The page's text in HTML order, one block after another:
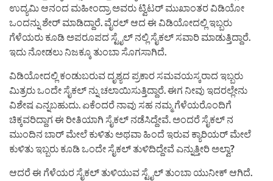
ಉದ್ಯಮಿ ಆನಂದ ಮಹೀಂದ್ರಾ ಅವರು ಟ್ವಿಟರ್ ಮುಖಾಂತರ ವಿಡಿಯೋ
ಒಂದನ್ನು ಶೇರ್ ಮಾಡಿದ್ದಾರೆ. ವೈರಲ್ ಆದ ಈ ವಿಡಿಯೋದಲ್ಲಿ ಇಬ್ಬರು
ಗೆಳೆಯರು ಕೂಡಿ ಅಪರೂಪದ ಸ್ಟೈಲ್ ನಲ್ಲಿ ಸೈಕಲ್ ಸವಾರಿ ಮಾಡುತ್ತಿದ್ದಾರೆ.
ಇದು ನೋಡಲು ನಿಜಕ್ಕೂ ತುಂಬಾ ಸೊಗಸಾಗಿದೆ.
ವಿಡಿಯೋದಲ್ಲಿ ಕಂಡುಬರುವ ದೃಶ್ಯದ ಪ್ರಕಾರ ಸಮವಯಸ್ಕರಾದ ಇಬ್ಬರು
ಮಿತ್ರರು ಒಂದೇ ಸೈಕಲ್ ನ್ನು ಚಲಾಯಿಸುತ್ತಿದ್ದಾರೆ. ಈಗ ನೀವು ಇದರಲ್ಲೇನು
ವಿಶೇಷ ಎನ್ನಬಹುದು. ಏಕೆಂದರೆ ನಾವು ಸಹ ನಮ್ಮ ಗೆಳೆಯರೊಂದಿಗೆ
ಚಿಕ್ಕವರಿದ್ದಾಗ ಈ ರೀತಿಯಾಗಿ ಸೈಕಲ್ ನಡೆಸಿದ್ದೇವೆ. ಅಂದರೆ ಸೈಕಲ್ ನ
ಮುಂದಿನ ಬಾರ್ ಮೇಲೆ ಕುಳಿತು ಅಥವಾ ಹಿಂದೆ ಇರುವ ಕ್ಯಾರಿಯರ್ ಮೇಲೆ
ಕುಳಿತು ಇಬ್ಬರು ಕೂಡಿ ಒಂದೇ ಸೈಕಲ್ ತುಳಿದಿದ್ದೇವೆ ಎನ್ನುತ್ತೀರಿ ಅಲ್ವಾ?
ಆದರೆ ಈ ಗೆಳೆಯರ ಸೈಕಲ್ ತುಳಿಯುವ ಸ್ಟೈಲ್ ತುಂಬಾ ಯುನೀಕ್ ಆಗಿದೆ.